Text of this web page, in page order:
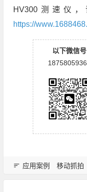
HV300测速仪
https://
以下微信号
应用案例 移动抓拍